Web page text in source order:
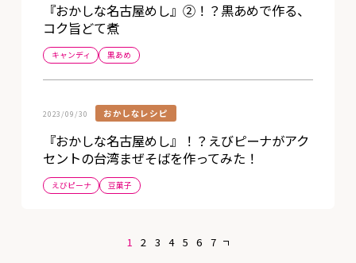
『おかしな名古屋めし』②！？黒あめで作る、
コク旨どて煮
キャンディ 黒あめ
2023/09/30 おかしなレシピ
『おかしな名古屋めし』！？えびピーナがアク
セントの台湾まぜそばを作ってみた！
えびピーナ 豆菓子
1 2 3 4 5 6 7 »